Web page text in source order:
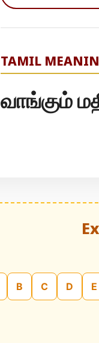
TAMIL
வாங்கும்
B C D E